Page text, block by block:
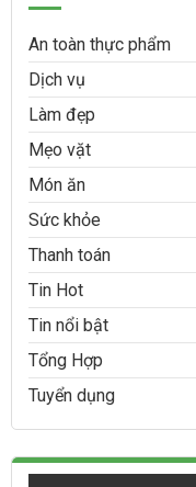
An toàn thực phẩm
Dịch vụ
Làm đẹp
Mẹo vặt
Món ăn
Sức khỏe
Thanh toán
Tin Hot
Tin nổi bật
Tổng Hợp
Tuyển dụng